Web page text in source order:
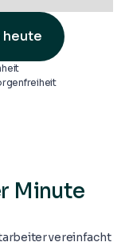
heute
Minute
vereinfacht